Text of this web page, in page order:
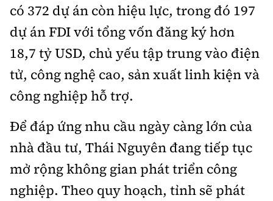
có 372 dự án còn hiệu lực, trong đó 197
dự án FDI với tổng vốn đăng ký hơn
18,7 tỷ USD, chủ yếu tập trung vào điện
tử, công nghệ cao, sản xuất linh kiện và
công nghiệp hỗ trợ.
Để đáp ứng nhu cầu ngày càng lớn của
nhà đầu tư, Thái Nguyên đang tiếp tục
mở rộng không gian phát triển công
nghiệp. Theo quy hoạch, tỉnh sẽ phát